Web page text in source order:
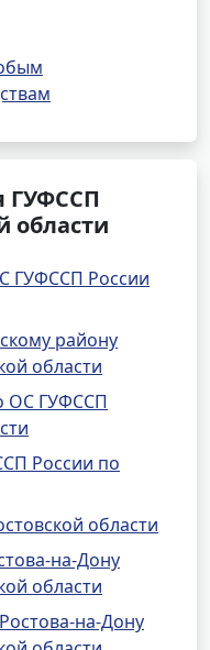
ГУФССП
области
России
району
области
ОС ГУФССП
России по
области
на-Дону
области
на-Дону